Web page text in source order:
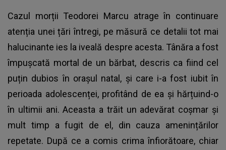
Cazul morții Teodorei Marcu atrage în continuare
atenția unei țări întregi, pe măsură ce detalii tot mai
halucinante ies la iveală despre acesta. Tânăra a fost
împușcată mortal de un bărbat, descris ca fiind cel
puțin dubios în orașul natal, și care i-a fost iubit în
perioada adolescenței, profitând de ea și hărțuind-o
în ultimii ani. Aceasta a trăit un adevărat coșmar și
mult timp a fugit de el, din cauza amenințărilor
repetate. După ce a comis crima înfiorătoare, chiar